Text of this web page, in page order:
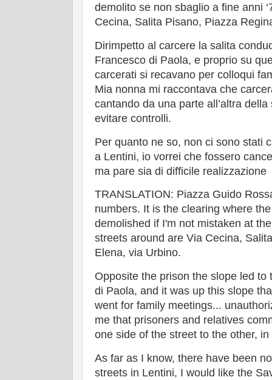
demolito se non sbaglio a fine anni
Cecina, Salita Pisano, Piazza
Dirimpetto al carcere la salita
Francesco di Paola, e proprio su
carcerati si recavano per colloqui
Mia nonna mi raccontava che
cantando da una parte all’altra
evitare controlli.
Per quanto ne so, non ci sono stati
a Lentini, io vorrei che fossero
ma pare sia di difficile realizzazione
TRANSLATION: Piazza Guido
numbers. It is the clearing where
demolished if I'm not mistaken at
streets around are Via Cecina,
Elena, via Urbino.
Opposite the prison the slope led
di Paola, and it was up this slope
went for family meetings...
me that prisoners and relatives
one side of the street to the other,
As far as I know, there have been
streets in Lentini, I would like the